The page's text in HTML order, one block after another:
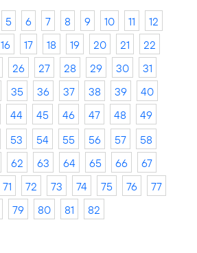
5 6 7 8 9 10 11
12
16 17 18 19 20 21
22
26 27 28 29 30
31
35 36 37 38 39
40
44 45 46 47 48
49
53 54 55 56 57
58
62 63 64 65 66
67
71 72 73 74 75 76
77
79 80 81 82